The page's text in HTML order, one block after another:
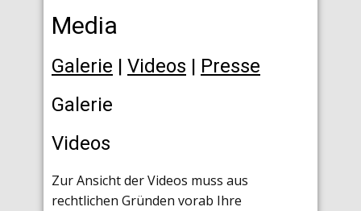
Media
Galerie | Videos | Presse
Galerie
Videos
Zur Ansicht der Videos muss aus
rechtlichen Gründen vorab Ihre